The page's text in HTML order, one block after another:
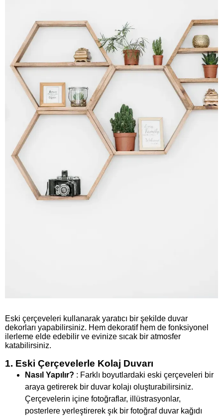
Eski çerçeveleri kullanarak yaratıcı bir şekilde duvar
dekorları yapabilirsiniz. Hem dekoratif hem de fonksiyonel
ilerleme elde edebilir ve evinize sıcak bir atmosfer
katabilirsiniz.
1. Eski Çerçevelerle Kolaj Duvarı
Nasıl Yapılır? : Farklı boyutlardaki eski çerçeveleri bir
araya getirerek bir duvar kolajı oluşturabilirsiniz.
Çerçevelerin içine fotoğraflar, illüstrasyonlar,
posterlere yerleştirerek şık bir fotoğraf duvar kağıdı